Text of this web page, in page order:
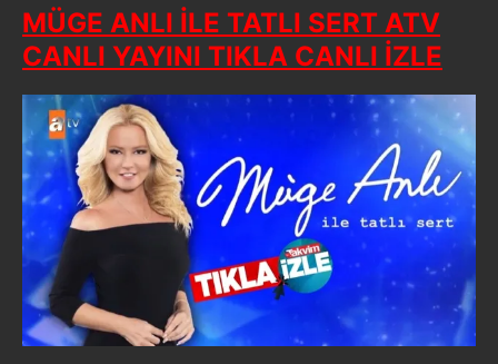
MÜGE ANLI İLE TATLI SERT ATV
CANLI YAYINI TIKLA CANLI İZLE